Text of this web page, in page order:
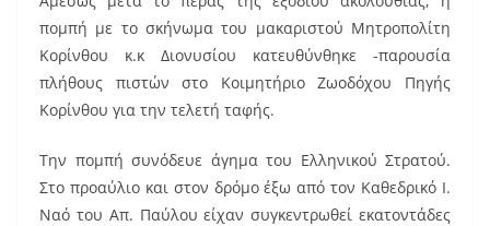
c
e
b
o
o
k
ai
l
er
e
st
πομπή με το σκήνωμα του μακαριστού Μητροπολίτη
Κορίνθου κ.κ Διονυσίου κατευθύνθηκε -παρουσία
πλήθους πιστών στο Κοιμητήριο Ζωοδόχου Πηγής
Κορίνθου για την τελετή ταφής.
Την πομπή συνόδευε άγημα του Ελληνικού Στρατού.
Στο προαύλιο και στον δρόμο έξω από τον Καθεδρικό Ι.
Ναό του Απ. Παύλου είχαν συγκεντρωθεί εκατοντάδες